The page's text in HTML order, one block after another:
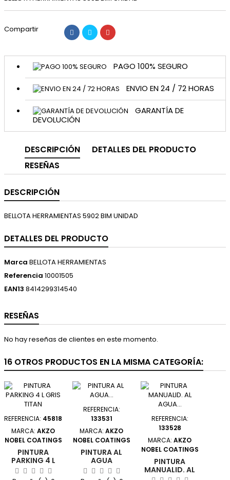
Compartir
PAGO 100% SEGURO
ENVIO EN 24 / 72 HORAS
GARANTÍA DE
DEVOLUCIÓN
DESCRIPCIÓN
DETALLES DEL PRODUCTO
RESEÑAS
DESCRIPCIÓN
BELLOTA HERRAMIENTAS 5902 BIM UNIDAD
DETALLES DEL PRODUCTO
Marca BELLOTA HERRAMIENTAS
Referencia 10001505
EAN13 8414299314540
RESEÑAS
No hay reseñas de clientes en este momento.
16 OTROS PRODUCTOS EN LA MISMA CATEGORÍA:
REFERENCIA: 45818
MARCA: AKZO
NOBEL COATINGS
PINTURA
PARKING 4 L
GRIS TITAN
REFERENCIA:
133531
MARCA: AKZO
NOBEL COATINGS
PINTURA AL
AGUA
MANUALIDADES
ACUALUX
REFERENCIA:
133528
MARCA: AKZO
NOBEL COATINGS
PINTURA
MANUALID. AL
AGUA 75 ML